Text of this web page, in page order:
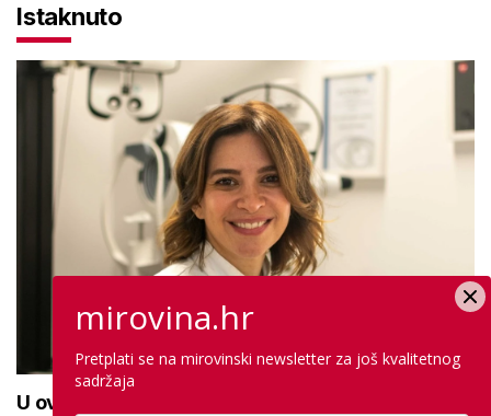
Istaknuto
U ovoj optici rade najdetaljniji pregled vida,
mirovina.hr
Pretplati se na mirovinski newsletter za još kvalitetnog
sadržaja